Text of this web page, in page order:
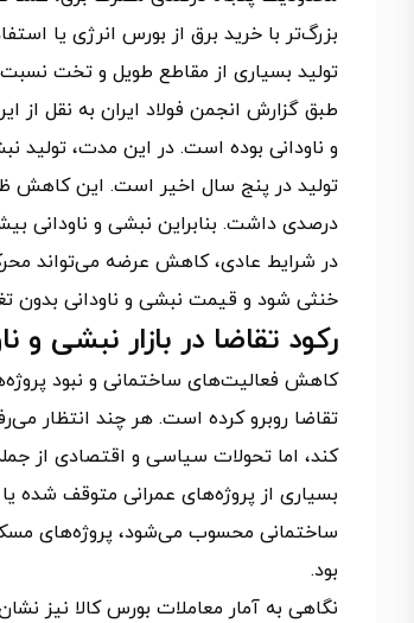
بزرگ‌تر با خرید برق از بورس انرژی یا
تولید بسیاری از مقاطع طویل و تخت
طبق گزارش انجمن فولاد ایران به نقل
درصدی داشت. بنابراین نبشی و ناودانی
در شرایط عادی، کاهش عرضه می‌تواند
خنثی شود و قیمت نبشی و ناودانی بدون
رکود تقاضا در بازار نبشی و
کاهش فعالیت‌های ساختمانی و نبود
تقاضا روبرو کرده است. هر چند انتظار
کند، اما تحولات سیاسی و اقتصادی از
بسیاری از پروژه‌های عمرانی متوقف شده
ساختمانی محسوب می‌شود، پروژه‌های
بود.
نگاهی به آمار معاملات بورس کالا نیز